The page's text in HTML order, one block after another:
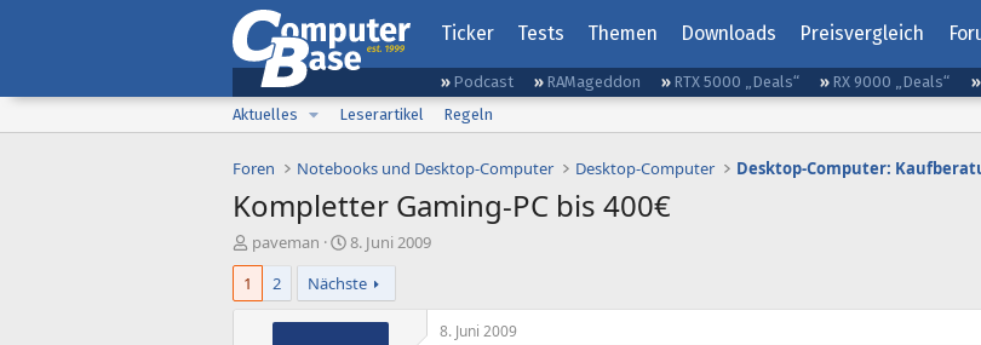
Ticker Tests Themen Downloads Preisvergleich
Podcast RAMageddon RTX 5000 „Deals“ RX 9000 „Deals“
Aktuelles
Leserartikel Regeln
Foren Notebooks und Desktop-Computer Desktop-Computer Desktop-Computer:
Kompletter Gaming-PC bis 400€
E
r
t
paveman
E
r
s
t
e
8. Juni 2009
1
2 Nächste
8. Juni 2009